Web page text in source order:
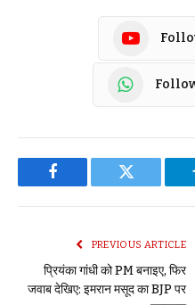
Facebook Twitter
PREVIOUS ARTICLE
प्रियंका गांधी को PM बनाइए, फिर
जवाब देखिए: इमरान मसूद का BJP पर